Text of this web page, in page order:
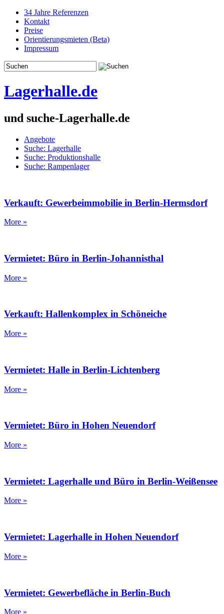
34 Jahre Referenzen
Kontakt
Preise
Orientierungsmieten (Beta)
Impressum
Lagerhalle.de
und suche-Lagerhalle.de
Angebote
Suche: Lagerhalle
Suche: Produktionshalle
Suche: Rampenlager
Verkauft: Gewerbeimmobilie in Berlin-Hermsdorf
More »
Vermietet: Büro in Berlin-Johannisthal
More »
Verkauft: Hallenkomplex in Schöneiche
More »
Vermietet: Halle in Berlin-Lichtenberg
More »
Vermietet: Büro in Hohen Neuendorf
More »
Vermietet: Lagerhalle und Büro in Berlin-Weißensee
More »
Vermietet: Lagerhalle in Hohen Neuendorf
More »
Vermietet: Gewerbefläche in Berlin-Buch
More »